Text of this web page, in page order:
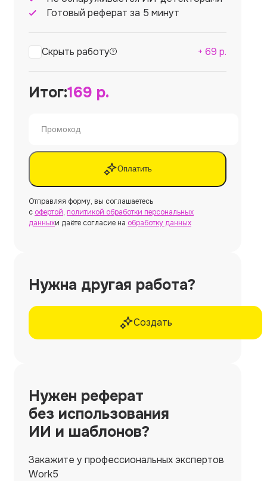
Готовый реферат за 5 минут
Скрыть работу + 69 р.
Итог:169 р.
Оплатить
Отправляя форму, вы соглашаетесь
с офертой, политикой обработки персональных
данныхи даёте согласие на обработку данных
Нужна другая работа?
Создать
Нужен реферат
без использования
ИИ и шаблонов?
Закажите у профессиональных экспертов
Work5